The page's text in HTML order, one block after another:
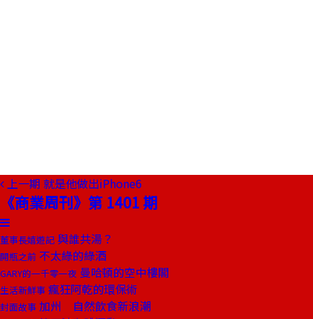
上一期 就是他做出iPhone6
《商業周刊》第 1401 期
董事長嬉遊記 與誰共湯？
開瓶之前 不太綠的綠酒
GARY的一千零一夜 曼哈頓的空中樓閣
生活新鮮事 瘋狂阿乾的環保術
封面故事 加州 自然飲食新浪潮